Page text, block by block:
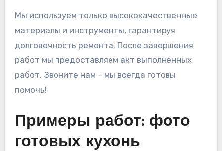
Мы используем только высококачественные
материалы и инструменты, гарантируя
долговечность ремонта. После завершения
работ мы предоставляем акт выполненных
работ. Звоните нам – мы всегда готовы
помочь!
Примеры работ: фото
готовых кухонь